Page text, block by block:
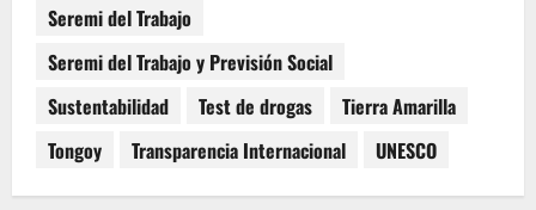
Seremi del Trabajo
Seremi del Trabajo y Previsión Social
Sustentabilidad
Test de drogas
Tierra Amarilla
Tongoy
Transparencia Internacional UNESCO